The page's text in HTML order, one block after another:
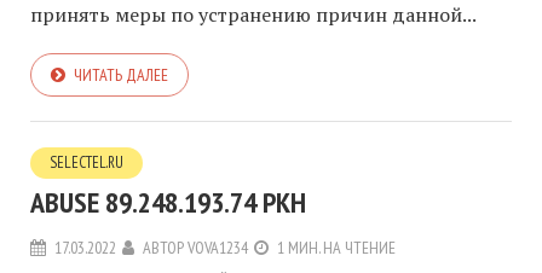
принять меры по устранению причин данной...
ЧИТАТЬ ДАЛЕЕ
SELECTEL.RU
ABUSE 89.248.193.74 РКН
17.03.2022 АВТОРVOVA1234
1 МИН. НА ЧТЕНИЕ